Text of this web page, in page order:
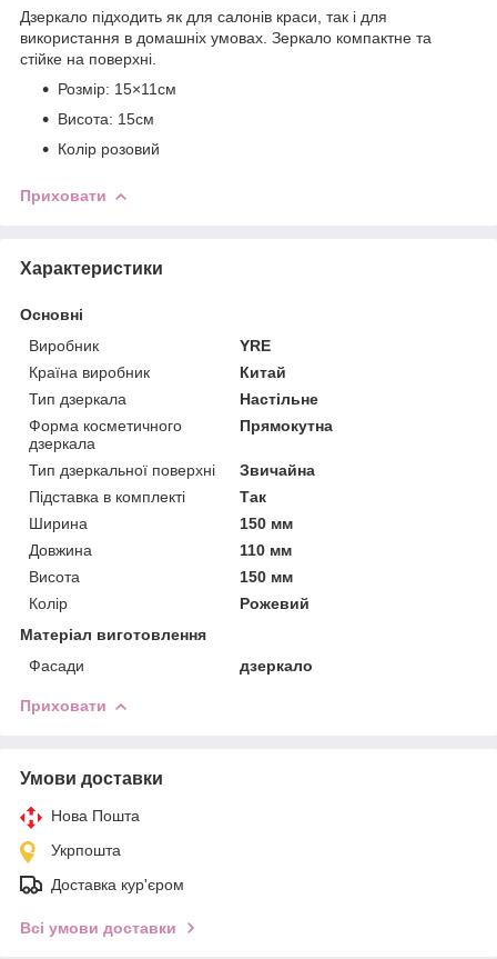
Дзеркало підходить як для салонів краси, так і для
використання в домашніх умовах. Зеркало компактне та
стійке на поверхні.
Розмір: 15×11см
Висота: 15см
Колір розовий
Приховати
Характеристики
Основні
Виробник
YRE
Країна виробник
Китай
Тип дзеркала
Настільне
Форма косметичного
дзеркала
Прямокутна
Тип дзеркальної поверхні
Звичайна
Підставка в комплекті
Так
Ширина
150 мм
Довжина
110 мм
Висота
150 мм
Колір
Рожевий
Матеріал виготовлення
Фасади
дзеркало
Приховати
Умови доставки
Нова Пошта
Укрпошта
Доставка кур'єром
Всі умови доставки